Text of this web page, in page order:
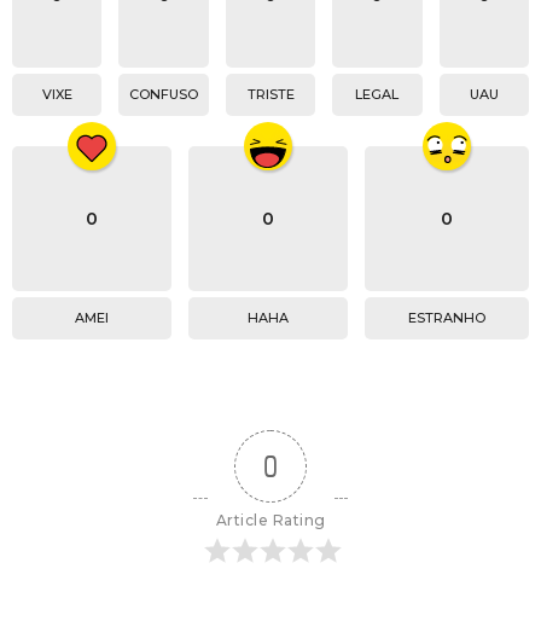
VIXE CONFUSO TRISTE LEGAL UAU
0
AMEI
0
HAHA
0
ESTRANHO
0
Article Rating